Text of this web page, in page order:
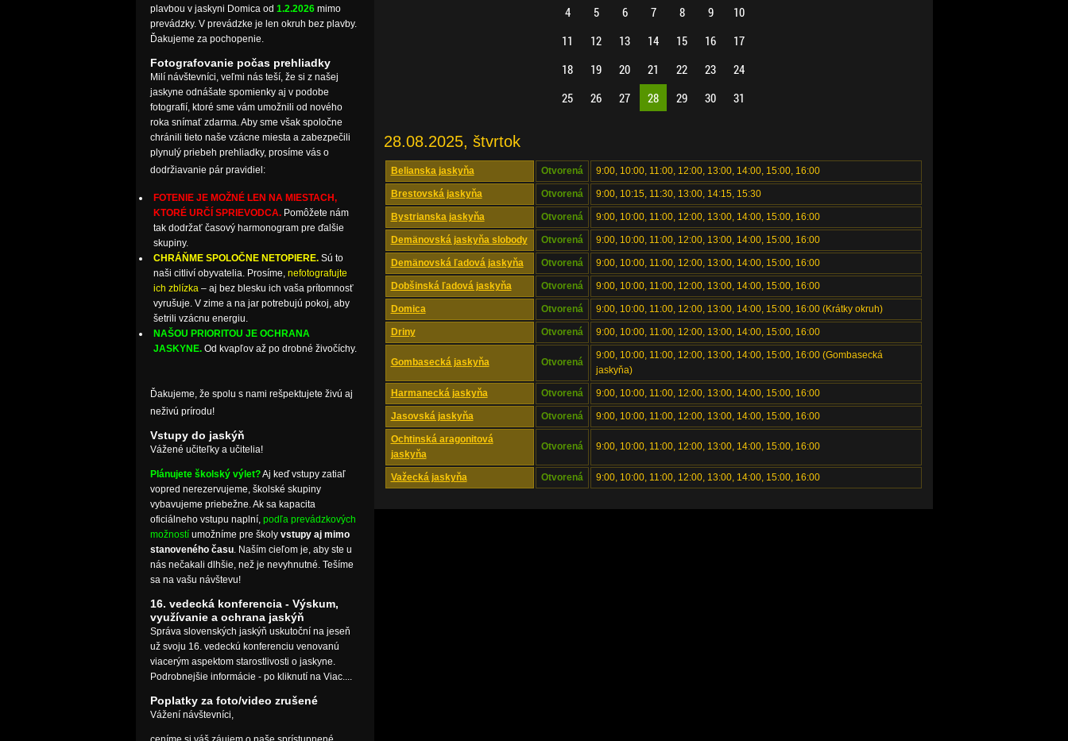
4
5 6 7 8 9
10
11
12 13 14 15 16
17
18
19 20 21 22 23
24
25
26 27 28 29 30 31
28.08.2025, štvrtok
Belianska jaskyňa Otvorená 9:00, 10:00, 11:00, 12:00, 13:00, 14:00, 15:00, 16:00
Brestovská jaskyňa Otvorená 9:00, 10:15, 11:30, 13:00, 14:15, 15:30
Bystrianska jaskyňa Otvorená 9:00, 10:00, 11:00, 12:00, 13:00, 14:00, 15:00, 16:00
Demänovská jaskyňa slobody Otvorená 9:00, 10:00, 11:00, 12:00, 13:00, 14:00, 15:00, 16:00
Demänovská ľadová jaskyňa Otvorená 9:00, 10:00, 11:00, 12:00, 13:00, 14:00, 15:00, 16:00
Dobšinská ľadová jaskyňa Otvorená 9:00, 10:00, 11:00, 12:00, 13:00, 14:00, 15:00, 16:00
Domica Otvorená 9:00, 10:00, 11:00, 12:00, 13:00, 14:00, 15:00, 16:00 (Krátky okruh)
Driny Otvorená 9:00, 10:00, 11:00, 12:00, 13:00, 14:00, 15:00, 16:00
Gombasecká jaskyňa Otvorená
9:00, 10:00, 11:00, 12:00, 13:00, 14:00, 15:00, 16:00 (Gombasecká
jaskyňa)
Harmanecká jaskyňa Otvorená 9:00, 10:00, 11:00, 12:00, 13:00, 14:00, 15:00, 16:00
Jasovská jaskyňa Otvorená 9:00, 10:00, 11:00, 12:00, 13:00, 14:00, 15:00, 16:00
Ochtinská aragonitová
jaskyňa
Otvorená 9:00, 10:00, 11:00, 12:00, 13:00, 14:00, 15:00, 16:00
Važecká jaskyňa Otvorená 9:00, 10:00, 11:00, 12:00, 13:00, 14:00, 15:00, 16:00
plavbou v jaskyni Domica od 1.2.2026mimo
prevádzky. V prevádzke je len okruh bez plavby.
Ďakujeme za pochopenie.
Fotografovanie počas prehliadky
Milí návštevníci, veľmi nás teší, že si z našej
jaskyne odnášate spomienky aj v podobe
fotografií, ktoré sme vám umožnili od nového
roka snímať zdarma. Aby sme však spoločne
chránili tieto naše vzácne miesta a zabezpečili
plynulý priebeh prehliadky, prosíme vás o
dodržiavanie pár pravidiel:
FOTENIE JE MOŽNÉ LEN NA MIESTACH,
KTORÉ URČÍ SPRIEVODCA.Pomôžete nám
tak dodržať časový harmonogram pre ďalšie
skupiny.
CHRÁŇME SPOLOČNE NETOPIERE.Sú to
naši citliví obyvatelia. Prosíme, nefotografujte
ich zblízka– aj bez blesku ich vaša prítomnosť
vyrušuje. V zime a na jar potrebujú pokoj, aby
šetrili vzácnu energiu.
NAŠOU PRIORITOU JE OCHRANA
JASKYNE. Od kvapľov až po drobné živočíchy.
Ďakujeme, že spolu s nami rešpektujete živú aj
neživú prírodu!
Vstupy do jaskýň
Vážené učiteľky a učitelia!
Plánujete školský výlet?Aj keď vstupy zatiaľ
vopred nerezervujeme, školské skupiny
vybavujeme priebežne. Ak sa kapacita
oficiálneho vstupu naplní, podľa prevádzkových
možnostíumožníme pre školy vstupy aj mimo
stanoveného času. Naším cieľom je, aby ste u
nás nečakali dlhšie, než je nevyhnutné. Tešíme
sa na vašu návštevu!
16. vedecká konferencia - Výskum,
využívanie a ochrana jaskýň
Správa slovenských jaskýň uskutoční na jeseň
už svoju 16. vedeckú konferenciu venovanú
viacerým aspektom starostlivosti o jaskyne.
Podrobnejšie informácie - po kliknutí na Viac....
Poplatky za foto/video zrušené
Vážení návštevníci,